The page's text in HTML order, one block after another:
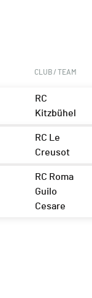
CLUB / TEAM
RC
Kitzbühel
RC Le
Creusot
RC Roma
Guilo
Cesare